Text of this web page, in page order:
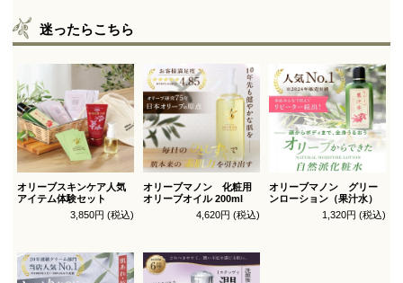
迷ったらこちら
オリーブスキンケア人気
アイテム体験セット
3,850円 (税込)
オリーブマノン 化粧用
オリーブオイル 200ml
4,620円 (税込)
オリーブマノン グリー
ンローション（果汁水）
1,320円 (税込)